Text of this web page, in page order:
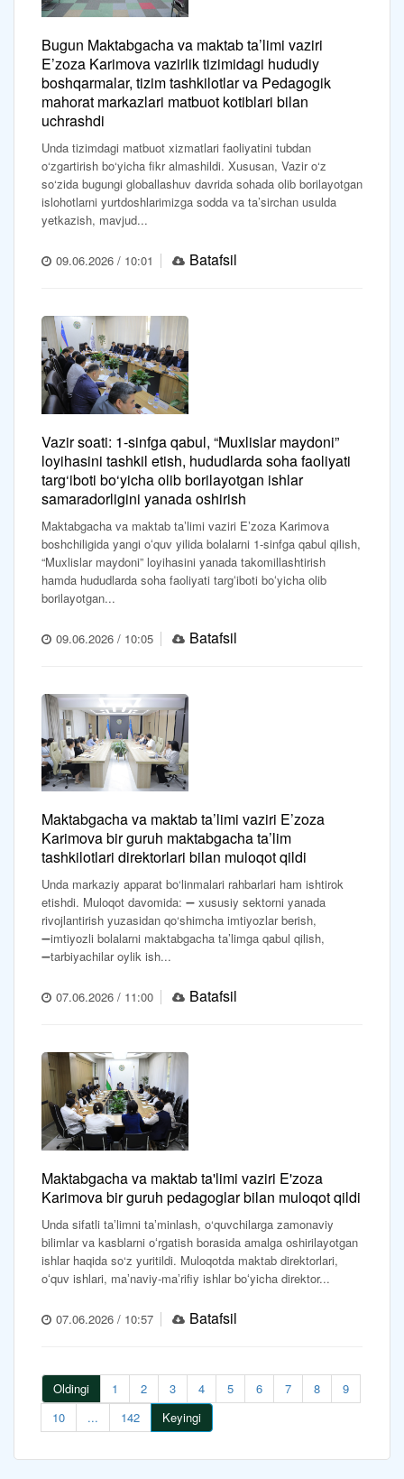
Bugun Maktabgacha va maktab ta’limi vaziri
E’zoza Karimova vazirlik tizimidagi hududiy
boshqarmalar, tizim tashkilotlar va Pedagogik
mahorat markazlari matbuot kotiblari bilan
uchrashdi
Unda tizimdagi matbuot xizmatlari faoliyatini tubdan
o‘zgartirish bo‘yicha fikr almashildi. Xususan, Vazir o‘z
so‘zida bugungi globallashuv davrida sohada olib borilayotgan
islohotlarni yurtdoshlarimizga sodda va ta’sirchan usulda
yetkazish, mavjud...
09.06.2026 / 10:01 Batafsil
Vazir soati: 1-sinfga qabul, “Muxlislar maydoni”
loyihasini tashkil etish, hududlarda soha faoliyati
targ‘iboti bo‘yicha olib borilayotgan ishlar
samaradorligini yanada oshirish
Maktabgacha va maktab taʼlimi vaziri Eʼzoza Karimova
boshchiligida yangi oʻquv yilida bolalarni 1-sinfga qabul qilish,
“Muxlislar maydoni” loyihasini yanada takomillashtirish
hamda hududlarda soha faoliyati targʻiboti boʻyicha olib
borilayotgan...
09.06.2026 / 10:05 Batafsil
Maktabgacha va maktab ta’limi vaziri E’zoza
Karimova bir guruh maktabgacha ta’lim
tashkilotlari direktorlari bilan muloqot qildi
Unda markaziy apparat bo‘linmalari rahbarlari ham ishtirok
etishdi. Muloqot davomida: ➖ xususiy sektorni yanada
rivojlantirish yuzasidan qo‘shimcha imtiyozlar berish,
➖imtiyozli bolalarni maktabgacha ta’limga qabul qilish,
➖tarbiyachilar oylik ish...
07.06.2026 / 11:00 Batafsil
Maktabgacha va maktab ta'limi vaziri E'zoza
Karimova bir guruh pedagoglar bilan muloqot qildi
Unda sifatli taʼlimni taʼminlash, o‘quvchilarga zamonaviy
bilimlar va kasblarni oʻrgatish borasida amalga oshirilayotgan
ishlar haqida so‘z yuritildi. Muloqotda maktab direktorlari,
oʻquv ishlari, maʼnaviy-maʼrifiy ishlar boʻyicha direktor...
07.06.2026 / 10:57 Batafsil
Oldingi 1 2 3 4 5 6 7 8
9
10
... 142 Keyingi